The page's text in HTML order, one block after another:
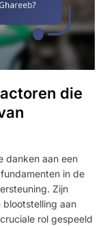
die
danken aan een
in de
Zijn
blootstelling aan
rol gespeeld